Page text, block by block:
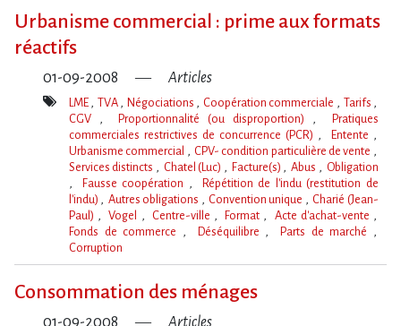
Urbanisme commercial : prime aux formats
réactifs
01-09-2008 Articles
Mot(s)-
LME TVA Négociations Coopération commerciale
Tarifs
CGV
Proportionnalité (ou disproportion)
Pratiques
commerciales restrictives de concurrence (PCR)
Entente
Urbanisme commercial
CPV- condition particulière de vente
Services distincts
Chatel (Luc) Facture(s) Abus
Obligation
Fausse coopération
Répétition de l'indu (restitution de
l'indu)
Autres obligations Convention unique
Charié (Jean-
Paul)
Vogel Centre-ville Format
Acte d'achat-vente
Fonds de commerce
Déséquilibre
Parts de marché
Corruption
Consommation des ménages
01-09-2008 Articles